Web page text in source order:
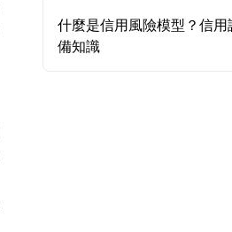
什麼是信用風險模型？信用
備知識